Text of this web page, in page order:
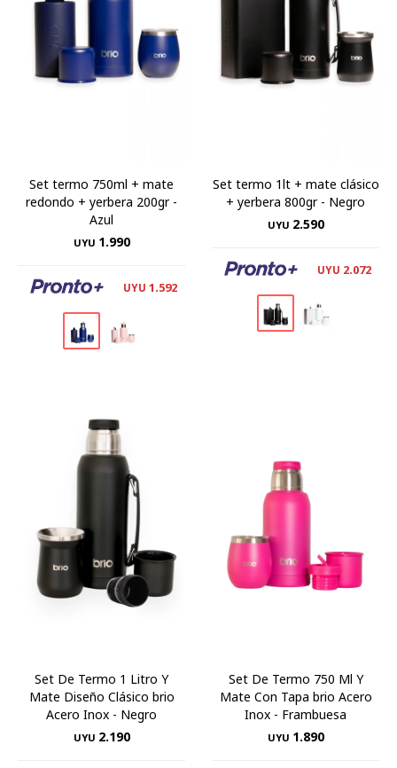
Set termo 750ml + mate
redondo + yerbera 200gr -
Azul
UYU 1.990
UYU 1.592
Set termo 1lt + mate clásico
+ yerbera 800gr - Negro
UYU 2.590
UYU 2.072
Set De Termo 1 Litro Y
Mate Diseño Clásico brio
Acero Inox - Negro
UYU 2.190
Set De Termo 750 Ml Y
Mate Con Tapa brio Acero
Inox - Frambuesa
UYU 1.890